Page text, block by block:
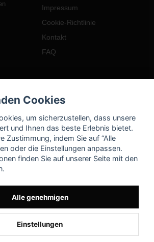
Impressum
Cookie-Richtlinie
Kontakt
FAQ
Cookies
um sicherzustellen, dass unsere
und Ihnen das beste Erlebnis bietet.
Zustimmung, indem Sie auf “Alle
oder die Einstellungen anpassen.
finden Sie auf unserer Seite mit den
Alle genehmigen
Einstellungen